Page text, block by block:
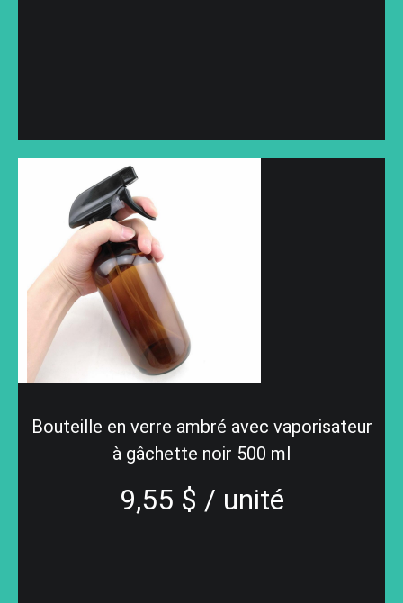
Bouteille en verre ambré avec vaporisateur
à gâchette noir 500 ml
9,55 $ / unité